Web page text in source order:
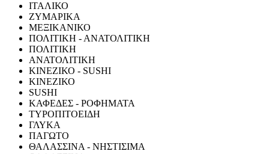
ΙΤΑΛΙΚΟ
ΖΥΜΑΡΙΚΑ
ΜΕΞΙΚΑΝΙΚΟ
ΠΟΛΙΤΙΚΗ - ΑΝΑΤΟΛΙΤΙΚΗ
ΠΟΛΙΤΙΚΗ
ΑΝΑΤΟΛΙΤΙΚΗ
ΚΙΝΕΖΙΚΟ - SUSHI
ΚΙΝΕΖΙΚΟ
SUSHI
ΚΑΦΕΔΕΣ - ΡΟΦΗΜΑΤΑ
ΤΥΡΟΠΙΤΟΕΙΔΗ
ΓΛΥΚΑ
ΠΑΓΩΤΟ
ΘΑΛΑΣΣΙΝΑ - ΝΗΣΤΙΣΙΜΑ